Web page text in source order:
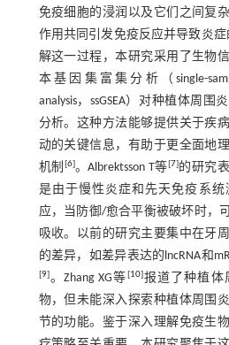
免疫细胞的浸润以及它们之间复
作用共同引发免疫反应并导致炎
解这一过程，本研究采用了生物
本基因集富集分析（single-
analysis，ssGSEA）对种植体周
分析。这种方法能够提供关于疾
动的关键信息，有助于更全面地
机制 [6]。Albrektsson T等[7]的研究
是由于慢性炎症和先天免疫系统
应，当防御/愈合平衡被破坏时，
吸收。以前的研究主要集中在牙
的差异，如差异表达的lncRNA和
[9]。Zhang XG等 [10]报道了种植体
物，但未能深入探索种植体周围
节的功能。鉴于深入理解免疫生